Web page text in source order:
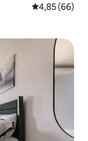
4,85 de uma
4,85 (66)